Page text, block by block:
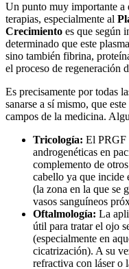
Un punto muy importante a
terapias, especialmente al
Crecimiento es que según
determinado que este
sino también fibrina,
el proceso de regeneración
Es precisamente por todas
sanarse a sí mismo, que
campos de la medicina.
Tricología: El PRGF
androgenéticas en
complemento de
cabello ya que incide
(la zona en la que se
vasos sanguíneos
Oftalmología: La
útil para tratar el ojo
(especialmente en
cicatrización). A su
refractiva con láser o